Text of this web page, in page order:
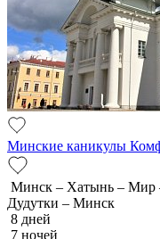
Минские каникулы
Минск – Хатынь – Мир
Дудутки – Минск
8 дней
7 ночей